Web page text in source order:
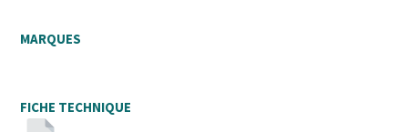
MARQUES
FICHE TECHNIQUE